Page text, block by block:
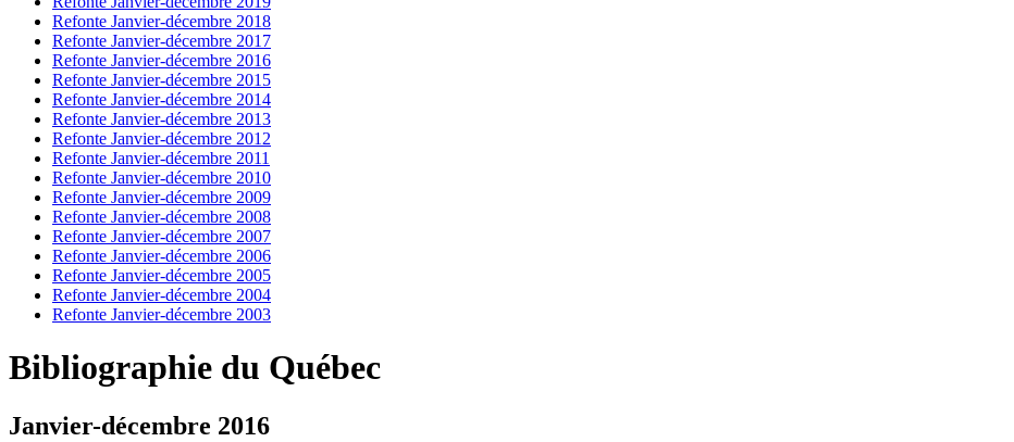
Refonte Janvier-décembre 2018
Refonte Janvier-décembre 2017
Refonte Janvier-décembre 2016
Refonte Janvier-décembre 2015
Refonte Janvier-décembre 2014
Refonte Janvier-décembre 2013
Refonte Janvier-décembre 2012
Refonte Janvier-décembre 2011
Refonte Janvier-décembre 2010
Refonte Janvier-décembre 2009
Refonte Janvier-décembre 2008
Refonte Janvier-décembre 2007
Refonte Janvier-décembre 2006
Refonte Janvier-décembre 2005
Refonte Janvier-décembre 2004
Refonte Janvier-décembre 2003
Bibliographie du Québec
Janvier-décembre 2016